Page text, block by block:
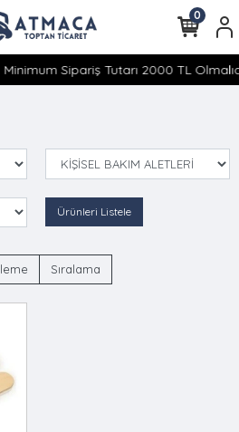
Sipariş Tutarı 2000 TL
0
Ürünleri Listele
Sıralama